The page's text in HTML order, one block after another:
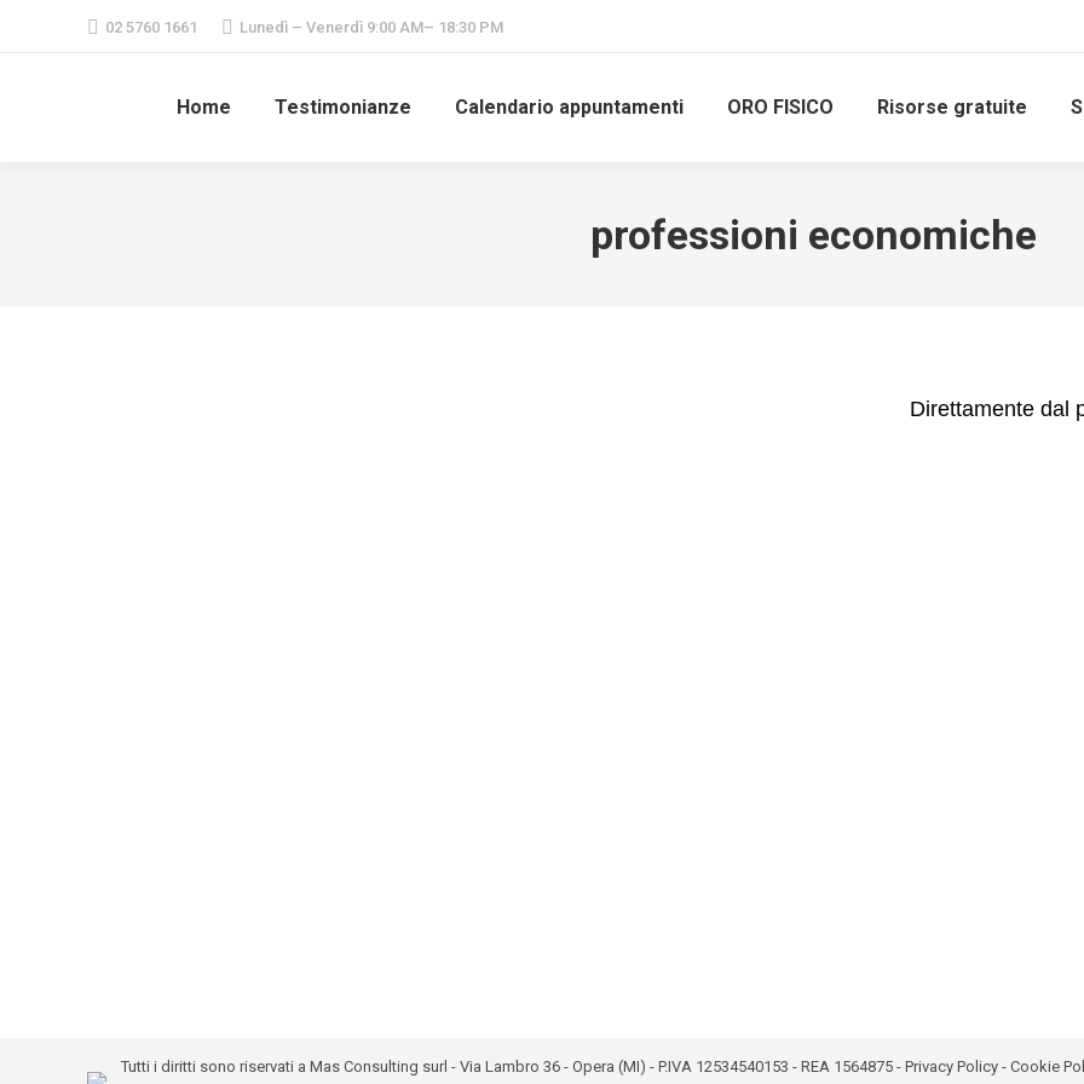
02 5760 1661 Lunedì – Venerdì 9:00 AM– 18:30 PM
Home Testimonianze Calendario appuntamenti ORO FISICO Risorse gratuite
professioni economiche
Direttamente dal
Tutti i diritti sono riservati a Mas Consulting surl - Via Lambro 36 - Opera (MI) - P.IVA 12534540153 - REA 1564875 - Privacy Policy - Cookie